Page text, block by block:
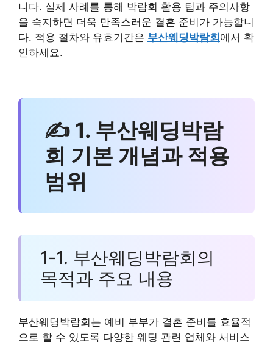
니다. 실제 사례를 통해 박람회 활용 팁과 주의사항
을 숙지하면 더욱 만족스러운 결혼 준비가 가능합니
다. 적용 절차와 유효기간은 부산웨딩박람회 에서 확
인하세요.
✍ 1. 부산웨딩박람
회 기본 개념과 적용
범위
1-1. 부산웨딩박람회의
목적과 주요 내용
부산웨딩박람회는 예비 부부가 결혼 준비를 효율적
으로 할 수 있도록 다양한 웨딩 관련 업체와 서비스